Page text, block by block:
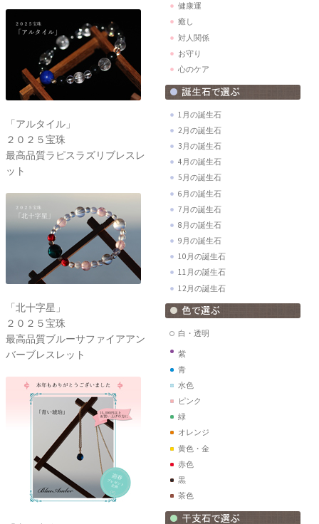
「アルタイル」
２０２５宝珠
最高品質ラピスラズリブレスレ
ット
「北十字星」
２０２５宝珠
最高品質ブルーサファイアアン
バーブレスレット
健康運
癒し
対人関係
お守り
心のケア
1月の誕生石
2月の誕生石
3月の誕生石
4月の誕生石
5月の誕生石
6月の誕生石
7月の誕生石
8月の誕生石
9月の誕生石
10月の誕生石
11月の誕生石
12月の誕生石
白・透明
紫
青
水色
ピンク
緑
オレンジ
黄色・金
赤色
黒
茶色